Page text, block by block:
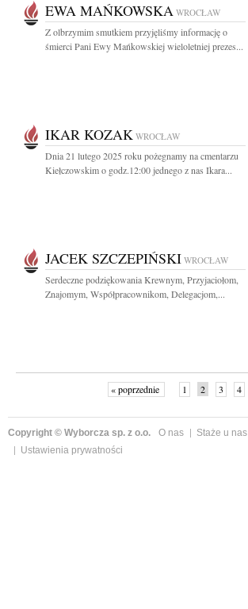
EWA MAŃKOWSKA WROCŁAW
Z olbrzymim smutkiem przyjęliśmy informację o
śmierci Pani Ewy Mańkowskiej wieloletniej prezes...
IKAR KOZAK WROCŁAW
Dnia 21 lutego 2025 roku pożegnamy na cmentarzu
Kiełczowskim o godz.12:00 jednego z nas Ikara...
JACEK SZCZEPIŃSKI WROCŁAW
Serdeczne podziękowania Krewnym, Przyjaciołom,
Znajomym, Współpracownikom, Delegacjom,...
« poprzednie 1 2 3 4
Copyright © Wyborcza sp. z o.o. O nas Staże u nas
Ustawienia prywatności